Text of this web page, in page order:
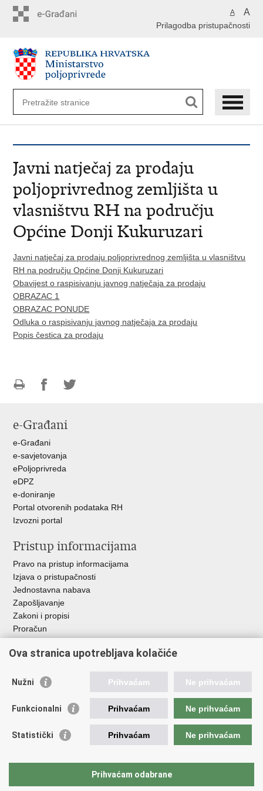
A A
Prilagodba pristupačnosti
Javni natječaj za prodaju
poljoprivrednog zemljišta u
vlasništvu RH na području
Općine Donji Kukuruzari
Javni natječaj za prodaju poljoprivrednog zemljišta u vlasništvu
RH na području Općine Donji Kukuruzari
Obavijest o raspisivanju javnog natječaja za prodaju
OBRAZAC 1
OBRAZAC PONUDE
Odluka o raspisivanju javnog natječaja za prodaju
Popis čestica za prodaju
FacebookuTwitteru
e-Građani
e-Građani
e-savjetovanja
ePoljoprivreda
eDPZ
e-doniranje
Portal otvorenih podataka RH
Izvozni portal
Pristup informacijama
Pravo na pristup informacijama
Izjava o pristupačnosti
Jednostavna nabava
Zapošljavanje
Zakoni i propisi
Proračun
RH
Važne poveznice
Hrvatska agencija za poljoprivredu i hranu
Agencija za plaćanja u poljoprivredi, ribarstvu i ruralnom
razvoju
Hrvatske šume
Pučka pravobraniteljica
Ova stranica upotrebljava kolačiće
Nužni Prihvaćam Ne prihvaćam
Funkcionalni Prihvaćam Ne prihvaćam
Statistički Prihvaćam Ne prihvaćam
Prihvaćam odabrane